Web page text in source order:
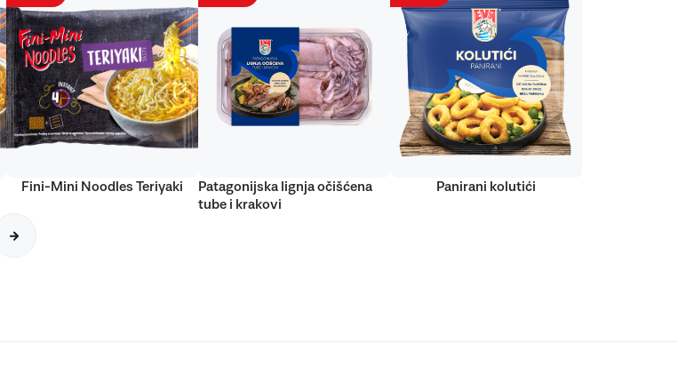
Fini-Mini Noodles Teriyaki
Patagonijska lignja očišćena
tube i krakovi
Panirani kolutići